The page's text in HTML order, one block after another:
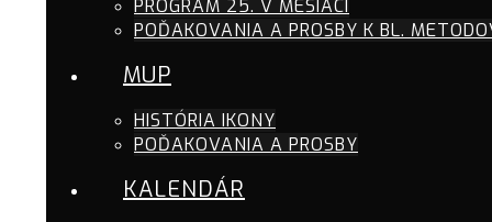
PROGRAM 25. V MESIACI
POĎAKOVANIA A PROSBY K BL.
MUP
HISTÓRIA IKONY
POĎAKOVANIA A PROSBY
KALENDÁR